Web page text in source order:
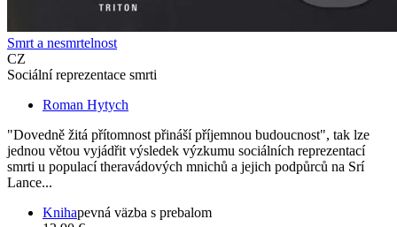
Smrt a nesmrtelnost
CZ
Sociální reprezentace smrti
Roman Hytych
"Dovedně žitá přítomnost přináší příjemnou budoucnost", tak lze
jednou větou vyjádřit výsledek výzkumu sociálních reprezentací
smrti u populací theravádových mnichů a jejich podpůrců na Srí
Lance...
Knihapevná väzba s prebalom